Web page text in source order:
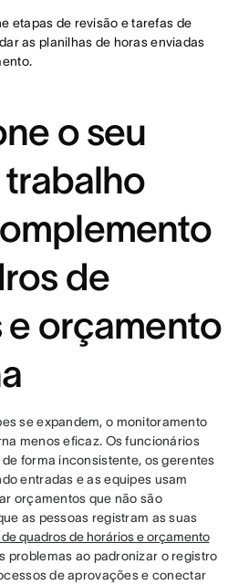
etapas de revisão e tarefas de
as planilhas de horas enviadas
o seu
de
e orçamento
se expandem, o monitoramento
menos eficaz. Os funcionários
forma inconsistente, os gerentes
entradas e as equipes usam
orçamentos que não são
as pessoas registram as suas
quadros de horários e orçamento
problemas ao padronizar o registro
de aprovações e conectar